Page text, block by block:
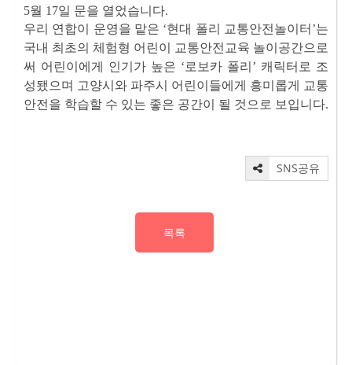
5월 17일 문을 열었습니다.
우리 연합이 운영을 맡은 ‘현대 폴리 교통안전놀이터’는
국내 최초의 체험형 어린이 교통안전교육 놀이공간으로
써 어린이에게 인기가 높은 ‘로보카 폴리’ 캐릭터로 조
성됐으며 고양시와 파주시 어린이들에게 흥미롭게 교통
안전을 학습할 수 있는 좋은 공간이 될 것으로 보입니다.
SNS공유
목록